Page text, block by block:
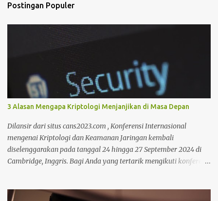
m
n
Postingan Populer
3 Alasan Mengapa Kriptologi Menjanjikan di Masa Depan
Dilansir dari situs cans2023.com , Konferensi Internasional
mengenai Kriptologi dan Keamanan Jaringan kembali
diselenggarakan pada tanggal 24 hingga 27 September 2024 di
Cambridge, Inggris. Bagi Anda yang tertarik mengikuti konferensi
menjadi perbincangan hangat karena sangat dibutuhkan untuk